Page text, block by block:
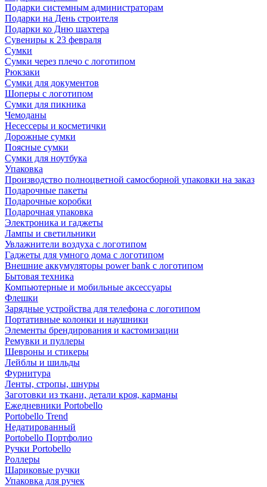
Подарки системным администраторам
Подарки на День строителя
Подарки ко Дню шахтера
Сувениры к 23 февраля
Сумки
Сумки через плечо с логотипом
Рюкзаки
Сумки для документов
Шоперы с логотипом
Сумки для пикника
Чемоданы
Несессеры и косметички
Дорожные сумки
Поясные сумки
Сумки для ноутбука
Упаковка
Производство полноцветной самосборной упаковки на заказ
Подарочные пакеты
Подарочные коробки
Подарочная упаковка
Электроника и гаджеты
Лампы и светильники
Увлажнители воздуха с логотипом
Гаджеты для умного дома с логотипом
Внешние аккумуляторы power bank с логотипом
Бытовая техника
Компьютерные и мобильные аксессуары
Флешки
Зарядные устройства для телефона с логотипом
Портативные колонки и наушники
Элементы брендирования и кастомизации
Ремувки и пуллеры
Шевроны и стикеры
Лейблы и шильды
Фурнитура
Ленты, стропы, шнуры
Заготовки из ткани, детали кроя, карманы
Ежедневники Portobello
Portobello Trend
Недатированный
Portobello Портфолио
Ручки Portobello
Роллеры
Шариковые ручки
Упаковка для ручек